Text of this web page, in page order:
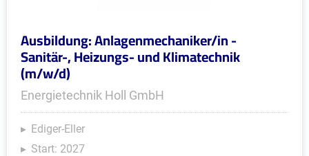
Ausbildung: Anlagenmechaniker/in -
Sanitär-, Heizungs- und Klimatechnik
(m/w/d)
Energietechnik Holl GmbH
Ediger-Eller
Start: 2027